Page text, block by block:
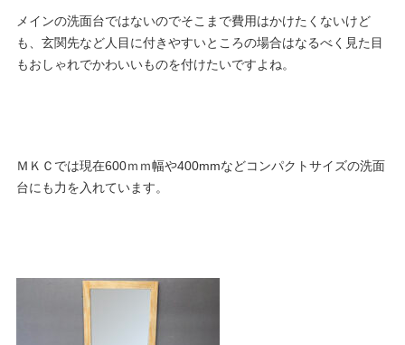
メインの洗面台ではないのでそこまで費用はかけたくないけど
も、玄関先など人目に付きやすいところの場合はなるべく見た目
もおしゃれでかわいいものを付けたいですよね。
ＭＫＣでは現在600ｍｍ幅や400mmなどコンパクトサイズの洗面
台にも力を入れています。